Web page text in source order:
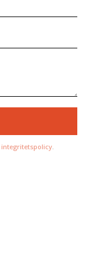
integritetspolicy